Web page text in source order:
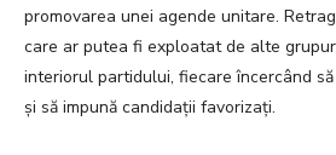
promovarea unei agende unitare.
care ar putea fi exploatat de alte
interiorul partidului, fiecare încercând
și să impună candidații favorizați.